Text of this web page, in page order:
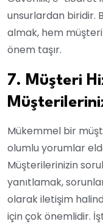
unsurlardan biridir.
almak, hem
önem taşır.
7. Müşteri
Mükemmel bir
olumlu yorumlar
Müşterilerinizin
yanıtlamak,
olarak iletişim
için çok önemlidir.